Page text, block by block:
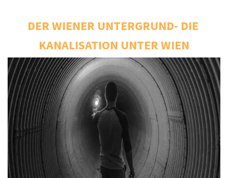
DER WIENER UNTERGRUND- DIE
KANALISATION UNTER WIEN